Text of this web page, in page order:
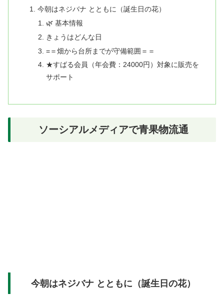
今朝はネジバナ とともに（誕生日の花）
🌿 基本情報
きょうはどんな日
=＝畑から台所までが守備範囲＝＝
★すばる会員（年会費：24000円）対象に販売を
サポート
ソーシアルメディアで青果物流通
今朝はネジバナ とともに（誕生日の花）